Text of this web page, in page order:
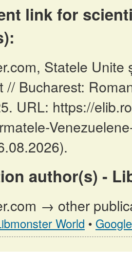
link for
Statele Unite
// Bucharest:
URL: https://
author(s) -
→ other
World • Google